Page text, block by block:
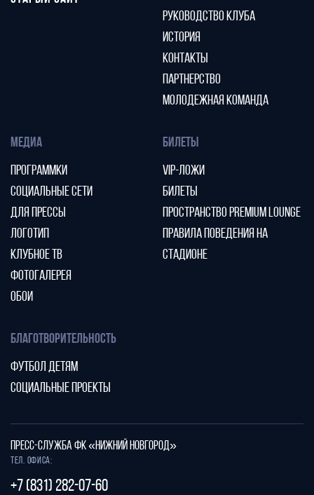
РУКОВОДСТВО КЛУБА
ИСТОРИЯ
КОНТАКТЫ
ПАРТНЕРСТВО
МОЛОДЕЖНАЯ КОМАНДА
МЕДИА
ПРОГРАММКИ
СОЦИАЛЬНЫЕ СЕТИ
ДЛЯ ПРЕССЫ
ЛОГОТИП
КЛУБНОЕ ТВ
ФОТОГАЛЕРЕЯ
ОБОИ
БИЛЕТЫ
VIP-ЛОЖИ
БИЛЕТЫ
ПРОСТРАНСТВО PREMIUM LOUNGE
ПРАВИЛА ПОВЕДЕНИЯ НА
СТАДИОНЕ
БЛАГОТВОРИТЕЛЬНОСТЬ
ФУТБОЛ ДЕТЯМ
СОЦИАЛЬНЫЕ ПРОЕКТЫ
ПРЕСС-СЛУЖБА ФК «НИЖНИЙ НОВГОРОД»
Тел. офиса:
+7 (831) 282-07-60